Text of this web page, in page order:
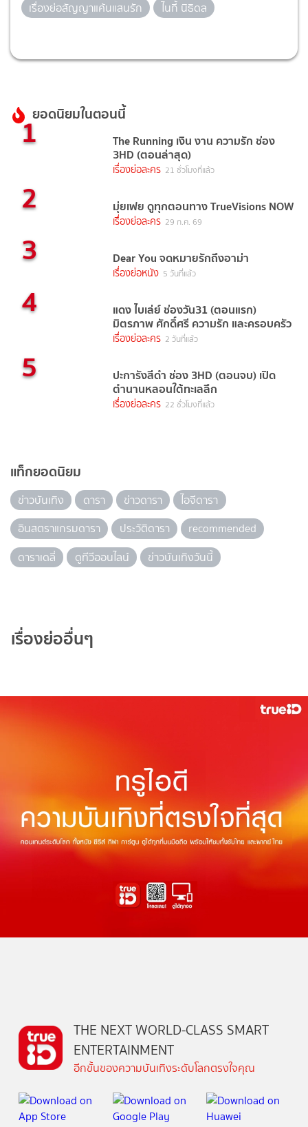
เรื่องย่อสัญญาแค้นแสนรัก
ไนกี้ นิธิดล
ยอดนิยมในตอนนี้
1 The Running เงิน งาน ความรัก ช่อง
3HD (ตอนล่าสุด)
เรื่องย่อละคร 21 ชั่วโมงที่แล้ว
2 มุ่ยเฟย ดูทุกตอนทาง TrueVisions NOW
เรื่องย่อละคร 29 ก.ค. 69
3 Dear You จดหมายรักถึงอาม่า
เรื่องย่อหนัง 5 วันที่แล้ว
4 แดง ไบเล่ย์ ช่องวัน31 (ตอนแรก)
มิตรภาพ ศักดิ์ศรี ความรัก และครอบครัว
เรื่องย่อละคร 2 วันที่แล้ว
5 ปะการังสีดำ ช่อง 3HD (ตอนจบ) เปิด
ตำนานหลอนใต้ทะเลลึก
เรื่องย่อละคร 22 ชั่วโมงที่แล้ว
แท็กยอดนิยม
ข่าวบันเทิง ดารา ข่าวดารา
ไอจีดารา
อินสตราแกรมดารา
ประวัติดารา
recommended
ดาราเดลี่
ดูทีวีออนไลน์ ข่าวบันเทิงวันนี้
เรื่องย่ออื่นๆ
THE NEXT WORLD-CLASS SMART
ENTERTAINMENT
อีกขั้นของความบันเทิงระดับโลกตรงใจคุณ